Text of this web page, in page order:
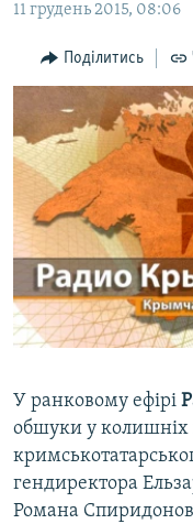
Перейти
пошуку
ПОГЛЯД
ІНТЕРВ'Ю
ВСЕ ЗА ДЕНЬ
СПЕЦПРОЕКТИ
ДЕПОРТАЦІЯ
ВІДЕОУРОКИ «ELIFBE»
СВІДЧЕННЯ ОКУПАЦІЇ
УКРАЇНСЬКА
ІНФОГРАФІКА
ЯК ОБІЙТИ
Русский
Qırımtatar
ДОЛУЧАЙСЯ!
Усі сайти RFE/RL
11 грудень 2015, 08:06
Поділитись
У ранковому ефірі
обшуки у колишніх
гендиректора
Романа